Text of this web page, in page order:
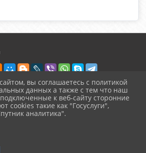
персональных данных
вы соглашаетесь с политикой
данных а также с тем что наш
к веб-сайту сторонние
cookies такие как "Госуслуги",
аналитика".